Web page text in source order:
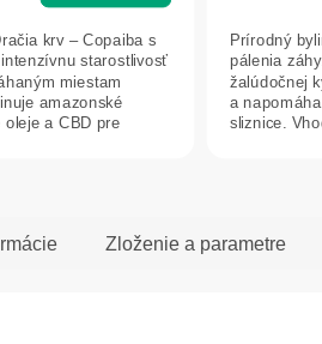
krv – Copaiba s
starostlivosť
miestam
amazonské
a CBD pre
Prírodný
pálenia
žalúdočnej
a
sliznice.
Zloženie a parametre